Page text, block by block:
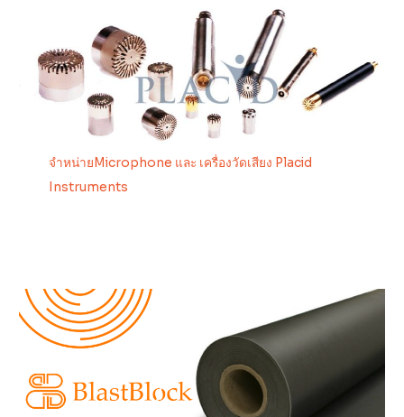
จำหน่ายMicrophone และ เครื่องวัดเสียง Placid
Instruments